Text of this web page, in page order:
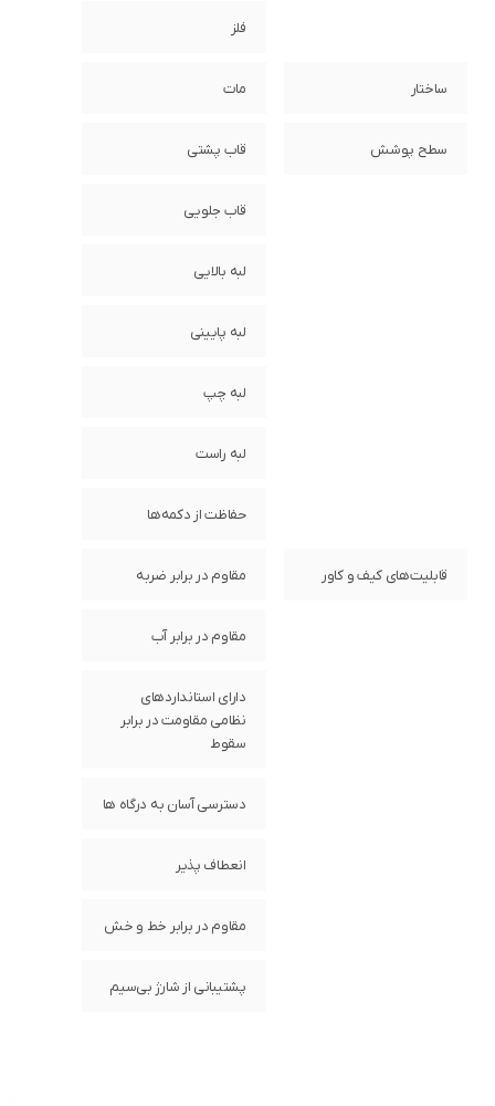
فلز
ساختار مات
سطح پوشش قاب پشتی
قاب جلویی
لبه بالایی
لبه پایینی
لبه چپ
لبه راست
حفاظت از دکمه‌ها
قابلیت‌های کیف و کاور مقاوم در برابر ضربه
مقاوم در برابر آب
دارای استانداردهای
نظامی مقاومت در برابر
سقوط
دسترسی آسان به درگاه ها
انعطاف پذیر
مقاوم در برابر خط و خش
پشتیبانی از شارژ بی‌سیم